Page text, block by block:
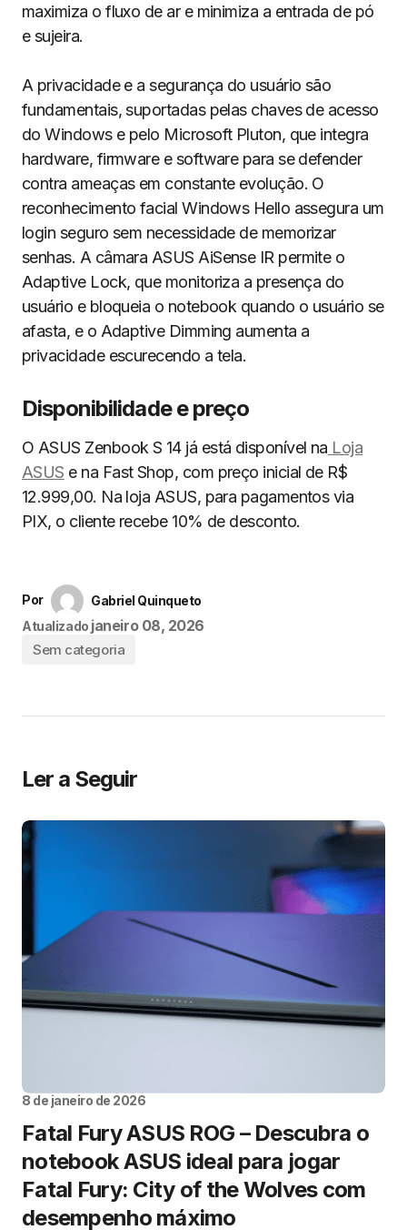
maximiza o fluxo de ar e minimiza a entrada de pó
e sujeira.
A privacidade e a segurança do usuário são
fundamentais, suportadas pelas chaves de acesso
do Windows e pelo Microsoft Pluton, que integra
hardware, firmware e software para se defender
contra ameaças em constante evolução. O
reconhecimento facial Windows Hello assegura um
login seguro sem necessidade de memorizar
senhas. A câmara ASUS AiSense IR permite o
Adaptive Lock, que monitoriza a presença do
usuário e bloqueia o notebook quando o usuário se
afasta, e o Adaptive Dimming aumenta a
privacidade escurecendo a tela.
Disponibilidade e preço
O ASUS Zenbook S 14 já está disponível na Loja
ASUS e na Fast Shop, com preço inicial de R$
12.999,00. Na loja ASUS, para pagamentos via
PIX, o cliente recebe 10% de desconto.
Por
Gabriel Quinqueto
Atualizado janeiro 08, 2026
Sem categoria
Ler a Seguir
8 de janeiro de 2026
Fatal Fury ASUS ROG – Descubra o
notebook ASUS ideal para jogar
Fatal Fury: City of the Wolves com
desempenho máximo